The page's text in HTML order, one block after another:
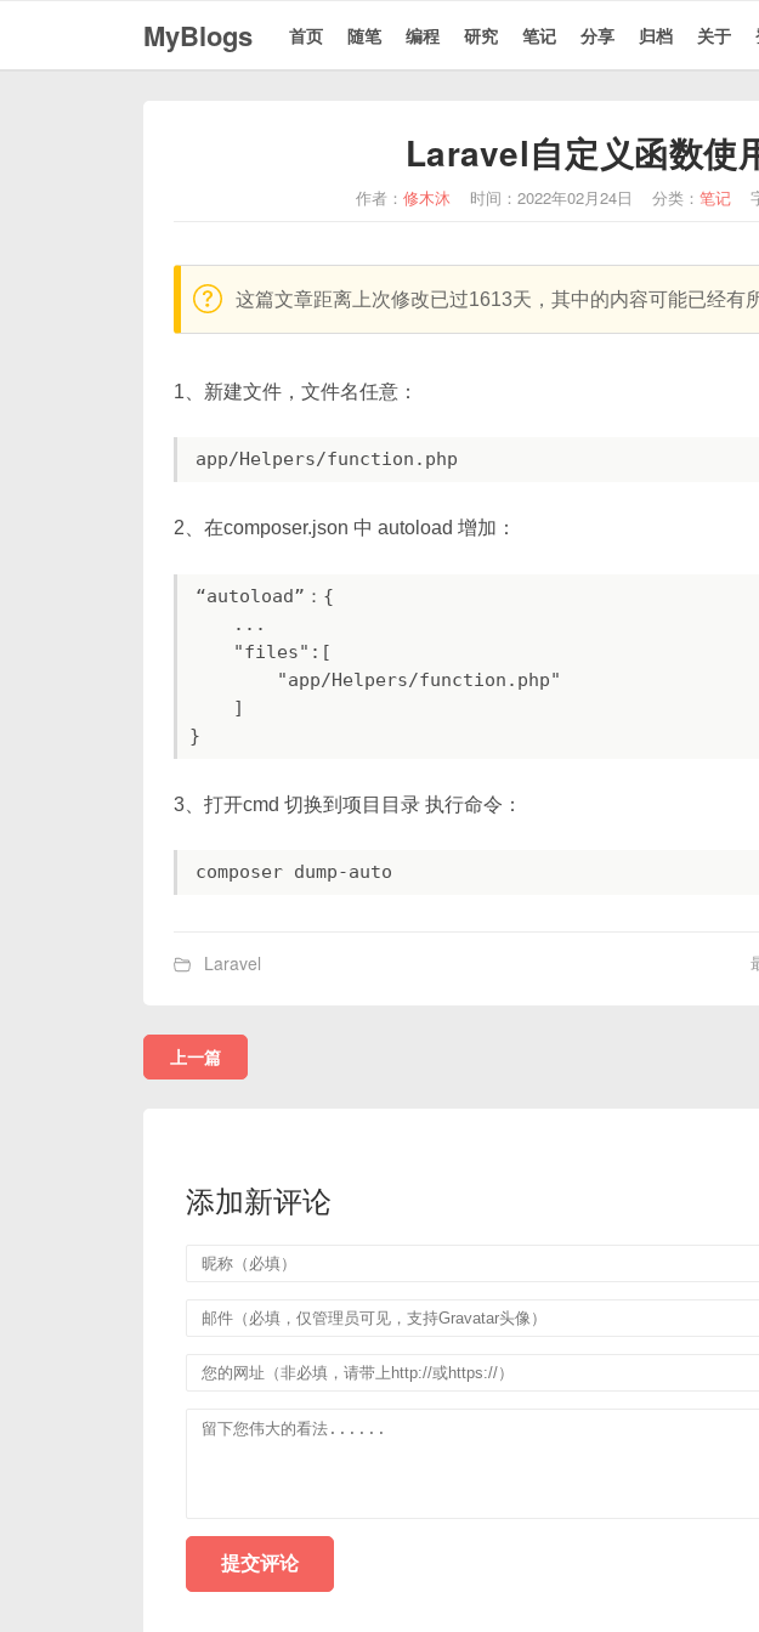
MyBlogs 首页 随笔 编程 研究 笔记 分享 归档 关于
Laravel自定义函数使
作者： 修木沐 时间：2022年02月24日 分类： 笔记
warning:
这篇文章距离上次修改已过1613天，其中的内容可能已经有
1、新建文件，文件名任意：
2、在composer.json 中 autoload 增加：
“autoload”：{
    ...
    "files":[
        "app/Helpers/function.php"
    ]
3、打开cmd 切换到项目目录 执行命令：
composer dump-auto
Laravel
上一篇
添加新评论
提交评论